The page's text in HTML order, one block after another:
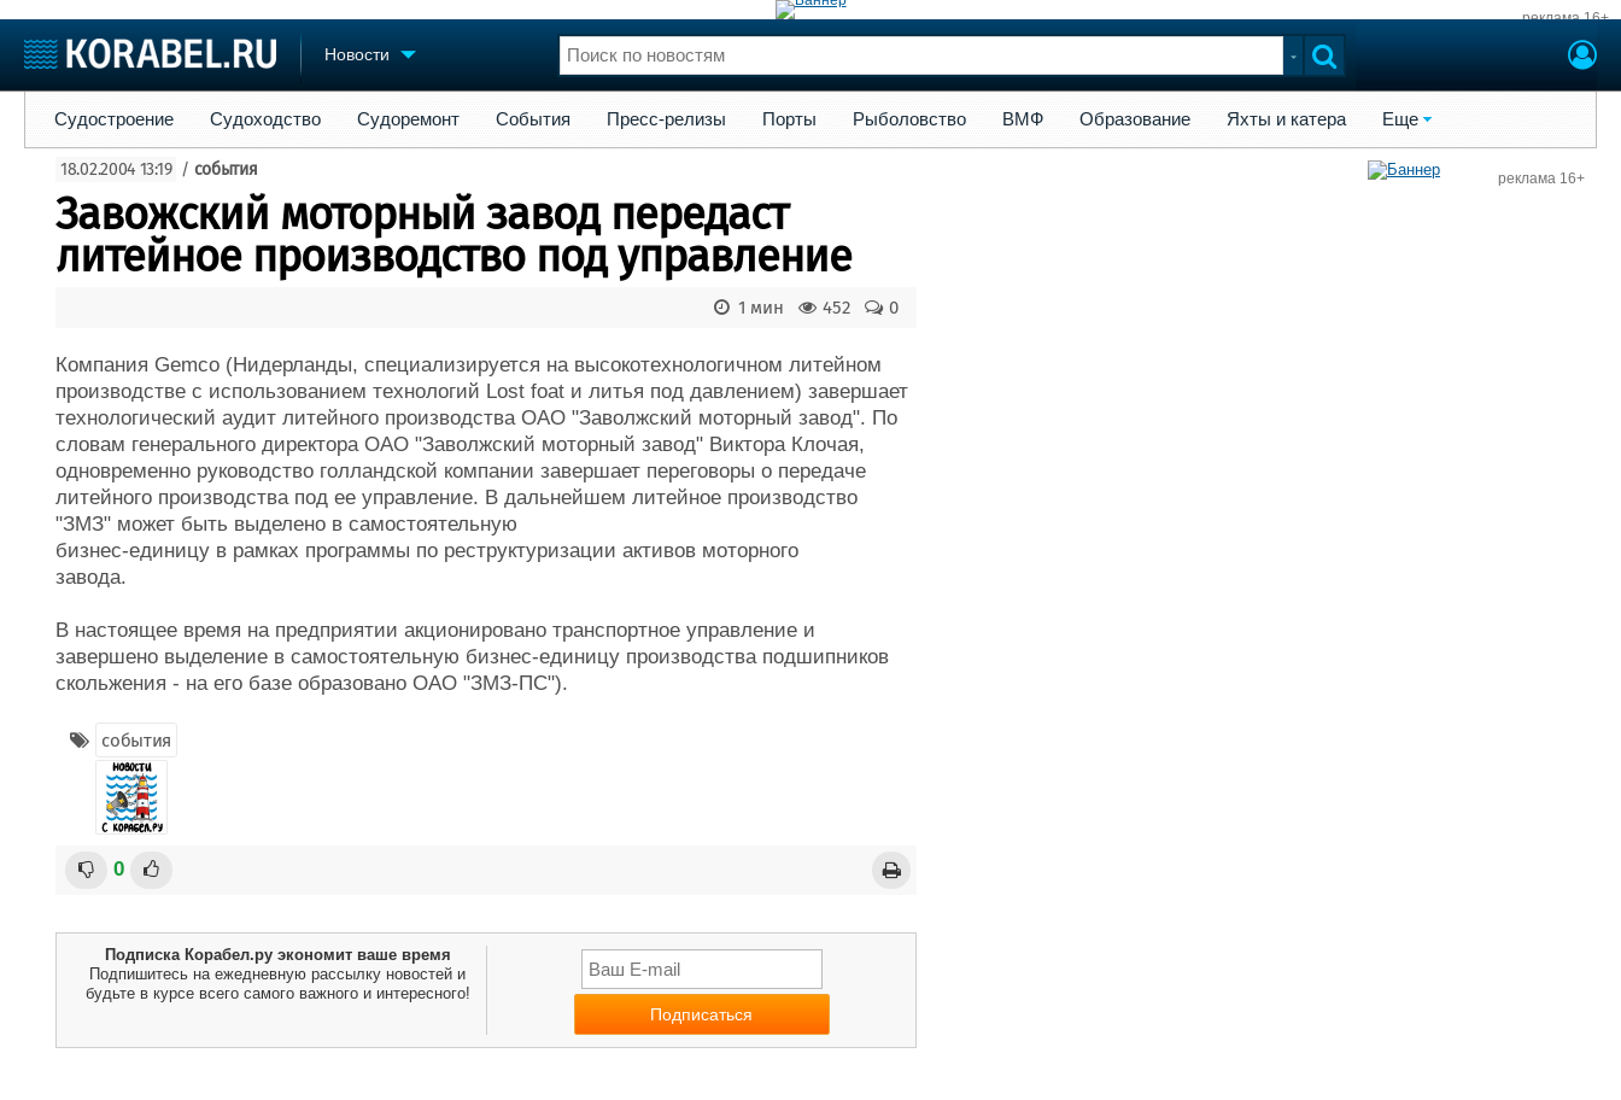
реклама 16+
Новости
Судостроение
Пульс
Новости
Репутация
Журнал
Реклама
Торговая площадка
Доска объявлений
Продажа флота
Изделия
Конференции
Личности
Флот
Форум
Отзывы
Все службы
Судостроение Судоходство Судоремонт События Пресс-релизы Порты Рыболовство ВМФ Образование Яхты и катера Еще
18.02.2004 13:19 / события
Завожский моторный завод передаст
литейное производство под управление
0
452
1 мин
Компания Gemco (Нидерланды, специализируется на высокотехнологичном литейном
производстве с использованием технологий Lost foat и литья под давлением) завершает
технологический аудит литейного производства ОАО "Заволжский моторный завод". По
словам генерального директора ОАО "Заволжский моторный завод" Виктора Клочая,
одновременно руководство голландской компании завершает переговоры о передаче
литейного производства под ее управление. В дальнейшем литейное производство
"ЗМЗ" может быть выделено в самостоятельную
бизнес-единицу в рамках программы по реструктуризации активов моторного
завода.
В настоящее время на предприятии акционировано транспортное управление и
завершено выделение в самостоятельную бизнес-единицу производства подшипников
скольжения - на его базе образовано ОАО "ЗМЗ-ПС").
события
0
Подписка Корабел.ру экономит ваше время
Подпишитесь на ежедневную рассылку новостей и
будьте в курсе всего самого важного и интересного!
реклама 16+